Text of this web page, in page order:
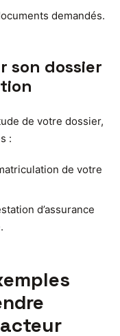
demandés.
son dossier
de votre dossier,
:
de votre
d’assurance